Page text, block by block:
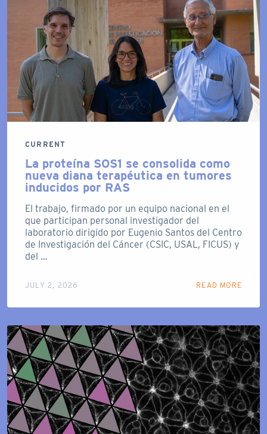
CURRENT
La proteína SOS1 se consolida como
nueva diana terapéutica en tumores
inducidos por RAS
El trabajo, firmado por un equipo nacional en el
que participan personal investigador del
laboratorio dirigido por Eugenio Santos del Centro
de Investigación del Cáncer (CSIC, USAL, FICUS) y
del …
JULY 2, 2026 READ MORE